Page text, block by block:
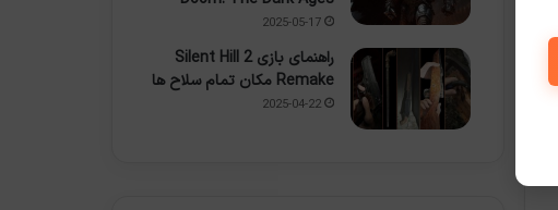
2025-05-17
راهنمای بازی Silent Hill 2
Remake مکان تمام سلاح ها
2025-04-22